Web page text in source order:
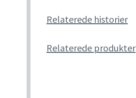
Relaterede historier
Relaterede produkter